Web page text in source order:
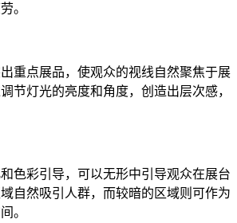
。
重点展品，使观众的视线自然聚焦于展
节灯光的亮度和角度，创造出层次感，
色彩引导，可以无形中引导观众在展台
自然吸引人群，而较暗的区域则可作为
。